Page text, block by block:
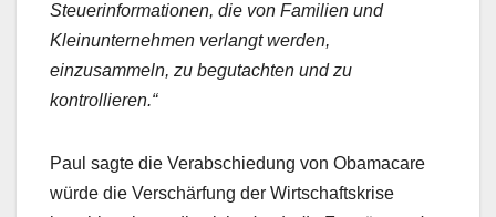
Steuerinformationen, die von Familien und
Kleinunternehmen verlangt werden,
einzusammeln, zu begutachten und zu
kontrollieren.“
Paul sagte die Verabschiedung von Obamacare
würde die Verschärfung der Wirtschaftskrise